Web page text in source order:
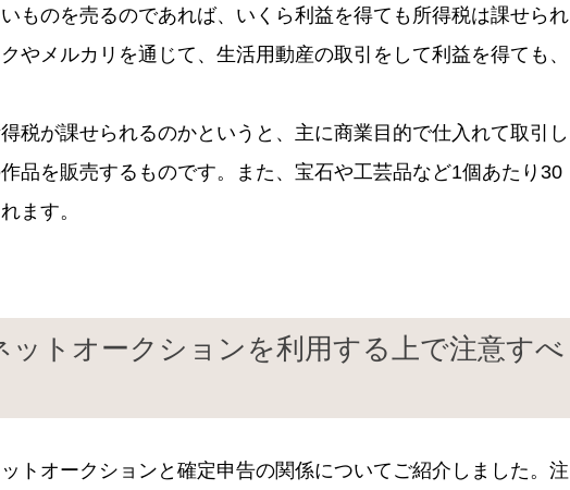
ものを売るのであれば、いくら利益を得ても所得税は課せられ
やメルカリを通じて、生活用動産の取引をして利益を得ても、
税が課せられるのかというと、主に商業目的で仕入れて取引し
品を販売するものです。また、宝石や工芸品など1個あたり30
ます。
ットオークションを利用する上で注意すべ
トオークションと確定申告の関係についてご紹介しました。注